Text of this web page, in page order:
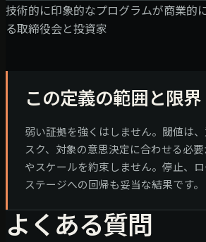
技術的に印象的なプログラムが商業的
る取締役会と投資家
この定義の範囲と限界
弱い証拠を強くはしません。閾値は
スク、対象の意思決定に合わせる必要
やスケールを約束しません。停止、
ステージへの回帰も妥当な結果です。
よくある質問